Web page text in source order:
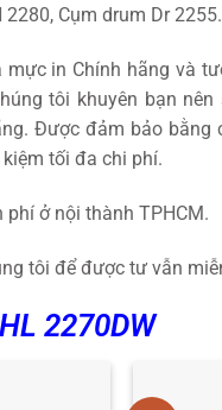
Cụm drum Dr 2255.
mực in Chính hãng và
tôi khuyên bạn
Được đảm bảo bằng
tối đa chi phí.
ở nội thành TPHCM.
tôi để được tư vẫn
2270DW